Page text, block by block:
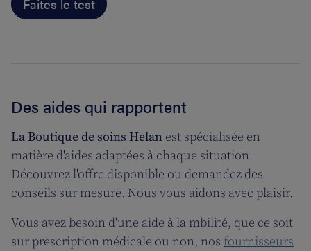
Faites le test
Des aides qui rapportent
La Boutique de soins Helan est spécialisée en
matière d'aides adaptées à chaque situation.
Découvrez l'offre disponible ou demandez des
conseils sur mesure. Nous vous aidons avec plaisir.
Vous avez besoin d'une aide à la mbilité, que ce soit
sur prescription médicale ou non, nos fournisseurs